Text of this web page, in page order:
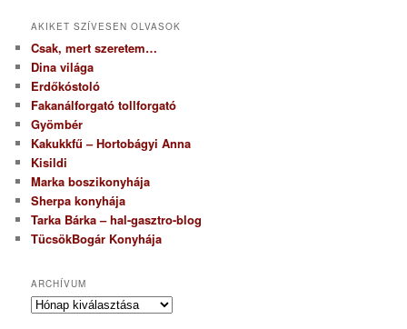
AKIKET SZÍVESEN OLVASOK
Csak, mert szeretem…
Dina világa
Erdőkóstoló
Fakanálforgató tollforgató
Gyömbér
Kakukkfű – Hortobágyi Anna
Kisildi
Marka boszikonyhája
Sherpa konyhája
Tarka Bárka – hal-gasztro-blog
TücsökBogár Konyhája
ARCHÍVUM
A